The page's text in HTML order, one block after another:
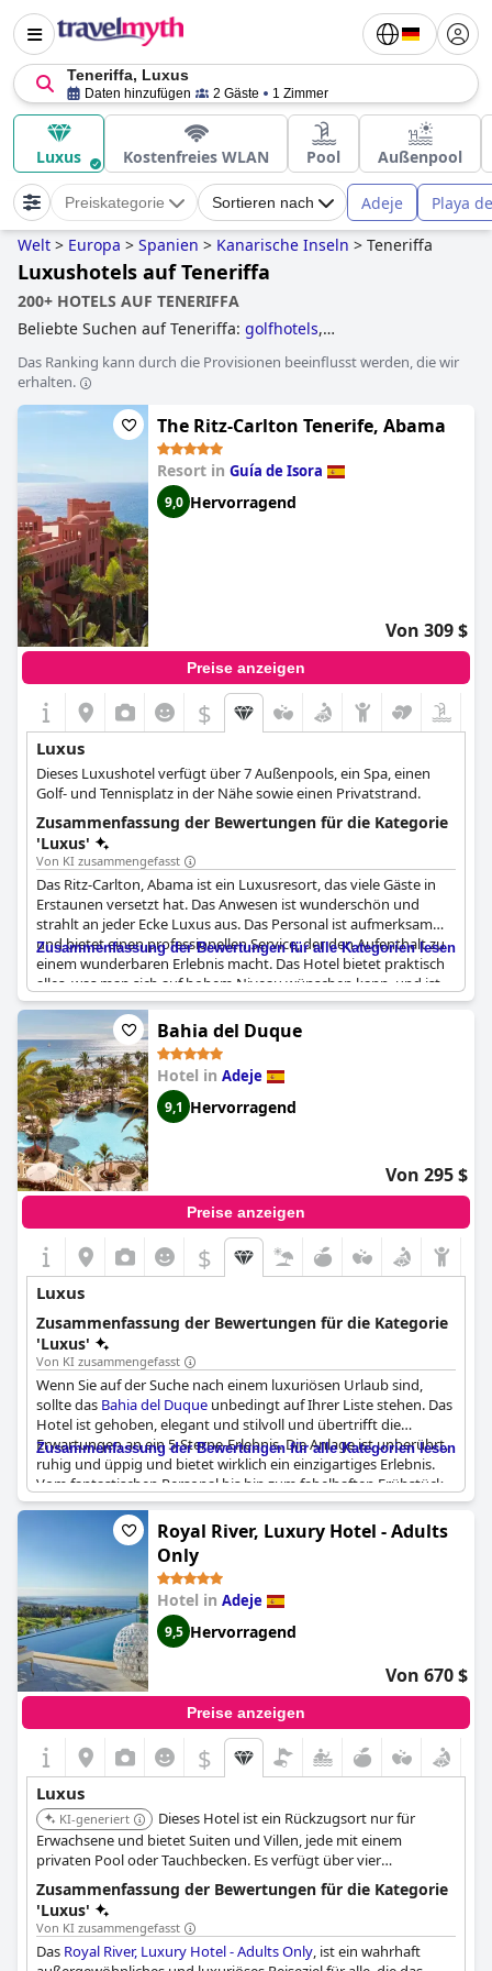
Teneriffa, Luxus
Daten hinzufügen 2 Gäste 1 Zimmer
Luxus Kostenfreies WLAN Pool Außenpool
Preiskategorie Sortieren nach Adeje Playa
Welt > Europa > Spanien > Kanarische Inseln > Teneriffa
Luxushotels auf Teneriffa
200+ HOTELS AUF TENERIFFA
Beliebte Suchen auf Teneriffa: golfhotels,
erwachsenenhotels,hotels mit aquapark,kleine hotels,
hotels mit privatpool
hotels im boutique-stil
yoga hotels ,luxushotels,4-sterne-hotelsand
.
Das Ranking kann durch die Provisionen beeinflusst werden, die wir
erhalten.
The Ritz-Carlton Tenerife, Abama
Resort in Guía de Isora
9,0 Hervorragend
Von 309 $
Preise anzeigen
$
Luxus
Dieses Luxushotel verfügt über 7 Außenpools, ein Spa, einen
Golf- und Tennisplatz in der Nähe sowie einen Privatstrand.
Zusammenfassung der Bewertungen für die Kategorie
'Luxus'
Von KI zusammengefasst
Das Ritz-Carlton, Abama ist ein Luxusresort, das viele Gäste in
Erstaunen versetzt hat. Das Anwesen ist wunderschön und
strahlt an jeder Ecke Luxus aus. Das Personal ist aufmerksam
und bietet einen professionellen Service, der den Aufenthalt zu
einem wunderbaren Erlebnis macht. Das Hotel bietet praktisch
alles, was man sich auf hohem Niveau wünschen kann, und ist
damit eines der besten Hotels, in dem viele je gewohnt haben.
Die Annehmlichkeiten sind erstklassig und das Essen ist köstlich.
Für diejenigen, die einen kurzen Luxusurlaub in der Sonne
suchen, ist dieses Hotel der perfekte Ort. Einige Gäste waren
jedoch von der mangelnden Professionalität und der schlechten
Qualität des Service enttäuscht, und einige fanden die Speisen
und Getränke extrem teuer. Darüber hinaus behaupteten einige
Gäste, dass das Hotel langsam in die Jahre kommt und nicht
mehr dem erwarteten Ritz-Standard entspricht. Trotz dieser
wenigen negativen Bewertungen hatte die Mehrheit der Gäste
einen fantastischen Aufenthalt in diesem spektakulären und
Zusammenfassung der Bewertungen für alle Kategorien lesen
Bahia del Duque
Hotel in Adeje
9,1 Hervorragend
Von 295 $
Preise anzeigen
$
Luxus
Zusammenfassung der Bewertungen für die Kategorie
'Luxus'
Von KI zusammengefasst
Wenn Sie auf der Suche nach einem luxuriösen Urlaub sind,
sollte das Bahia del Duque unbedingt auf Ihrer Liste stehen. Das
Hotel ist gehoben, elegant und stilvoll und übertrifft die
Erwartungen an ein 5-Sterne-Erlebnis. Die Anlage ist unberührt,
ruhig und üppig und bietet wirklich ein einzigartiges Erlebnis.
Vom fantastischen Personal bis hin zum fabelhaften Frühstück
werden Sie während Ihres Aufenthalts mit höchstem Luxus
verwöhnt. Das Hotel verfügt auch über ein schönes Restaurant
am Strand und luxuriöse Zimmer. Auch wenn es einige
Kritikpunkte an der veralteten Ausstattung und an den
Diskrepanzen in der Sternebewertung gab, sind sich die Gäste
insgesamt einig, dass dasBahia del Duque
Sterne-Hotels nicht nur auf Teneriffa, sondern möglicherweise
sogar auf den Kanarischen Inseln ist. Ein Aufenthalt im
Duqueist ein kleines Stück Luxus und damit ein Traumurlaub
für alle, die ein unvergessliches Erlebnis suchen.
Zusammenfassung der Bewertungen für alle Kategorien lesen
Royal River, Luxury Hotel - Adults
Only
Hotel in Adeje
9,5 Hervorragend
Von 670 $
Preise anzeigen
$
Luxus
KI-generiert
Dieses Hotel ist ein Rückzugsort nur für
Erwachsene und bietet Suiten und Villen, jede mit einem
privaten Pool oder Tauchbecken. Es verfügt über vier
Restaurants, fünf Außenpools, ein Fitnesscenter und ein Spa
und bietet eine exklusive und ruhige Umgebung.
Zusammenfassung der Bewertungen für die Kategorie
'Luxus'
Von KI zusammengefasst
Das Royal River, Luxury Hotel - Adults Only, ist ein wahrhaft